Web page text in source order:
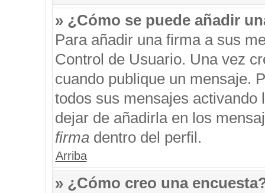
» ¿Cómo se puede añadir
Para añadir una firma a sus
Control de Usuario. Una vez
cuando publique un mensaje.
todos sus mensajes
dejar de añadirla en los
firmadentro del perfil.
Arriba
» ¿Cómo creo una